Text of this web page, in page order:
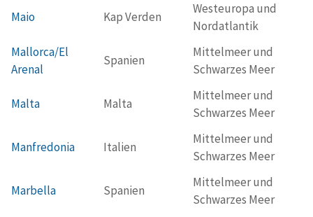
Maio Kap Verden
Westeuropa und
Nordatlantik
Mallorca/El
Arenal
Spanien
Mittelmeer und
Schwarzes Meer
Malta Malta
Mittelmeer und
Schwarzes Meer
Manfredonia Italien
Mittelmeer und
Schwarzes Meer
Marbella Spanien
Mittelmeer und
Schwarzes Meer